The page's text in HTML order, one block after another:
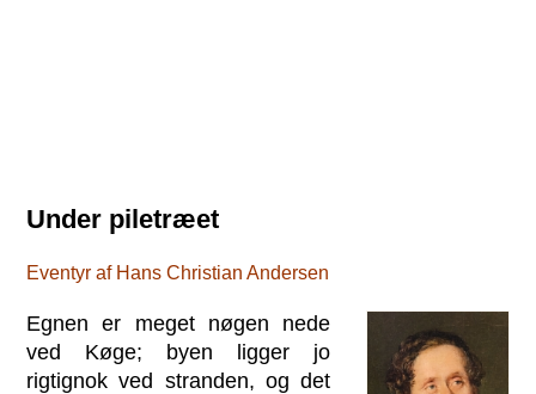
Under piletræet
Eventyr af Hans Christian Andersen
Egnen er meget nøgen nede
ved Køge; byen ligger jo
rigtignok ved stranden, og det